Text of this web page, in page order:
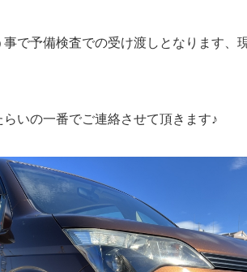
で予備検査での受け渡しとなります、
いの一番でご連絡させて頂きます♪